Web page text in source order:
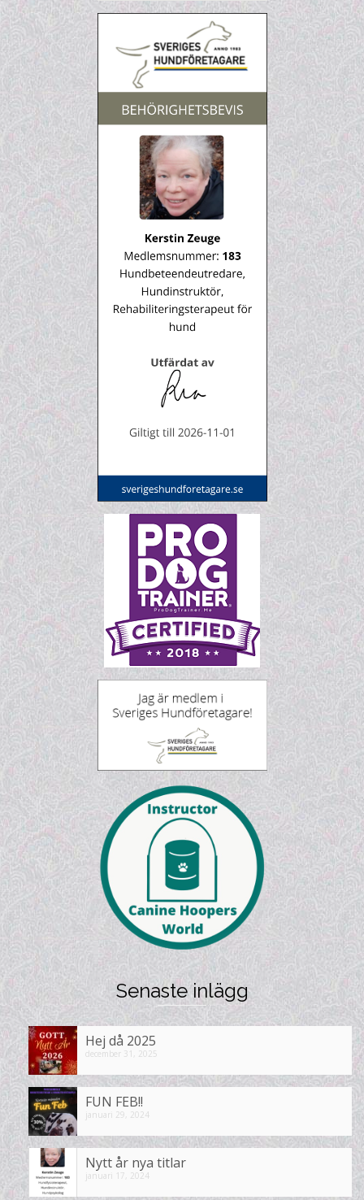
Senaste inlägg
Hej då 2025
december 31, 2025
FUN FEB!!
januari 29, 2024
Nytt år nya titlar
januari 17, 2024